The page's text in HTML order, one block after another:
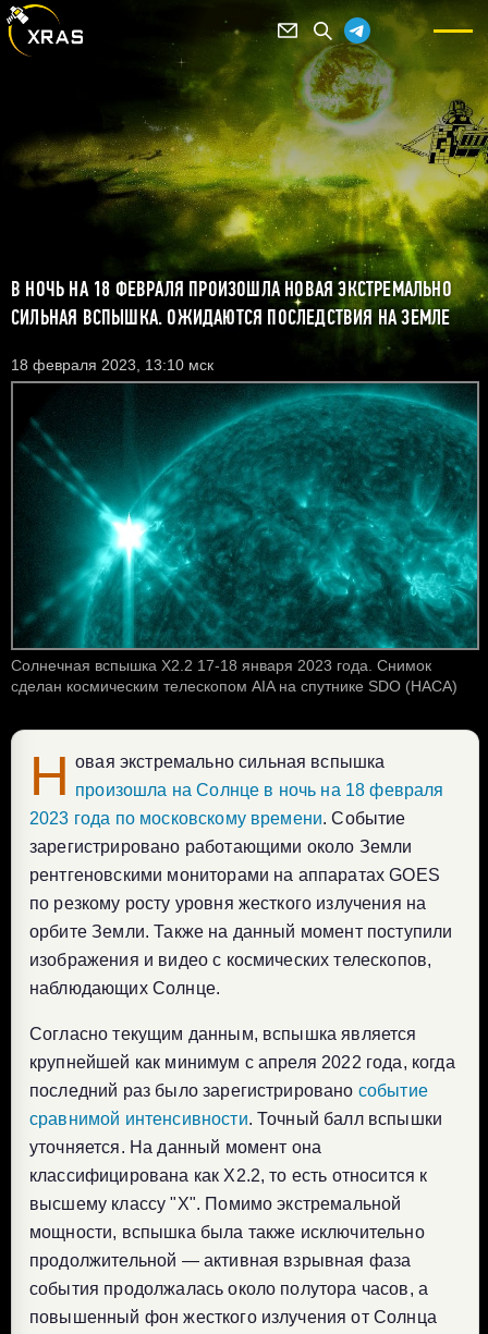
В НОЧЬ НА 18 ФЕВРАЛЯ ПРОИЗОШЛА НОВАЯ ЭКСТРЕМАЛЬНО
СИЛЬНАЯ ВСПЫШКА. ОЖИДАЮТСЯ ПОСЛЕДСТВИЯ НА ЗЕМЛЕ
18 февраля 2023, 13:10 мск
Солнечная вспышка X2.2 17-18 января 2023 года. Снимок
сделан космическим телескопом AIA на спутнике SDO (НАСА)
Н овая экстремально сильная вспышка
произошла на Солнце в ночь на 18 февраля
2023 года по московскому времени. Событие
зарегистрировано работающими около Земли
рентгеновскими мониторами на аппаратах GOES
по резкому росту уровня жесткого излучения на
орбите Земли. Также на данный момент поступили
изображения и видео с космических телескопов,
наблюдающих Солнце.
Согласно текущим данным, вспышка является
крупнейшей как минимум с апреля 2022 года, когда
последний раз было зарегистрировано событие
сравнимой интенсивности. Точный балл вспышки
уточняется. На данный момент она
классифицирована как X2.2, то есть относится к
высшему классу "Х". Помимо экстремальной
мощности, вспышка была также исключительно
продолжительной — активная взрывная фаза
события продолжалась около полутора часов, а
повышенный фон жесткого излучения от Солнца